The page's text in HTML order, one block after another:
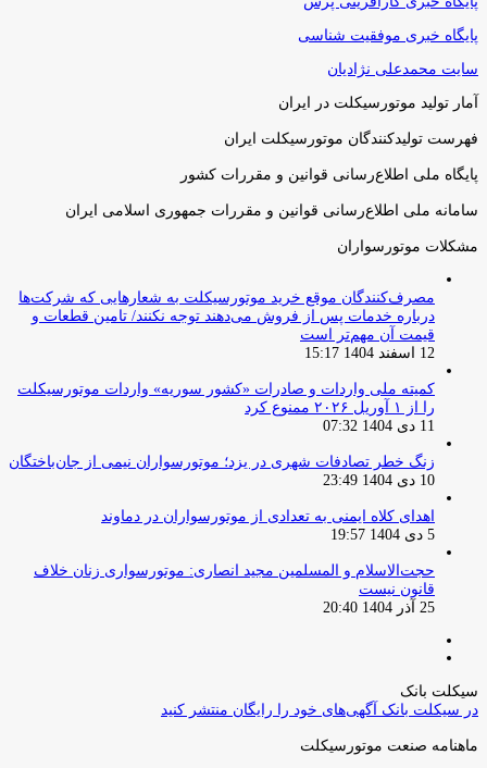
پایگاه خبری موفقیت شناسی
سایت محمدعلی نژادیان
آمار تولید موتورسیکلت در ایران
فهرست تولیدکنندگان موتورسیکلت ایران
پایگاه ملی اطلاع‌رسانی قوانین و مقررات کشور
سامانه ملی اطلاع‌رسانی قوانین و مقررات جمهوری اسلامی ایران
مشکلات موتورسواران
مصرف‌کنندگان موقع خرید موتورسیکلت به شعارهایی که شرکت‌ها
درباره خدمات پس از فروش می‌دهند توجه نکنند/ تامین قطعات و
قیمت آن مهم‌تر است
12 اسفند 1404 15:17
کمیته ملی واردات و صادرات «کشور سوریه» واردات موتورسیکلت
را از ۱ آوریل ۲۰۲۶ ممنوع کرد
11 دی 1404 07:32
زنگ خطر تصادفات شهری در یزد؛ موتورسواران نیمی از جان‌باختگان
10 دی 1404 23:49
اهدای کلاه ایمنی به تعدادی از موتورسواران در دماوند
5 دی 1404 19:57
حجت‌الاسلام و المسلمین مجید انصاری: موتورسواری زنان خلاف
قانون نیست
25 آذر 1404 20:40
سیکلت بانک
در سیکلت بانک آگهی‌های خود را رایگان منتشر کنید
ماهنامه صنعت موتورسیکلت